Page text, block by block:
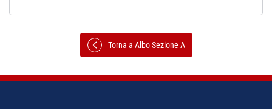
Torna a Albo Sezione A